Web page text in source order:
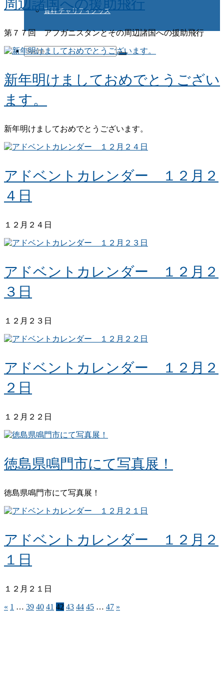
資料 チャリティグッズ
Suche
周辺諸国への援助飛行
第７７回 アフガニスタンとその周辺諸国への援助飛行
新年明けましておめでとうござい
ます。
新年明けましておめでとうございます。
アドベントカレンダー １２月２
４日
１２月２４日
アドベントカレンダー １２月２
３日
１２月２３日
アドベントカレンダー １２月２
２日
１２月２２日
徳島県鳴門市にて写真展！
徳島県鳴門市にて写真展！
アドベントカレンダー １２月２
１日
１２月２１日
« 1 … 39 40 41 42 43 44 45 … 47 »